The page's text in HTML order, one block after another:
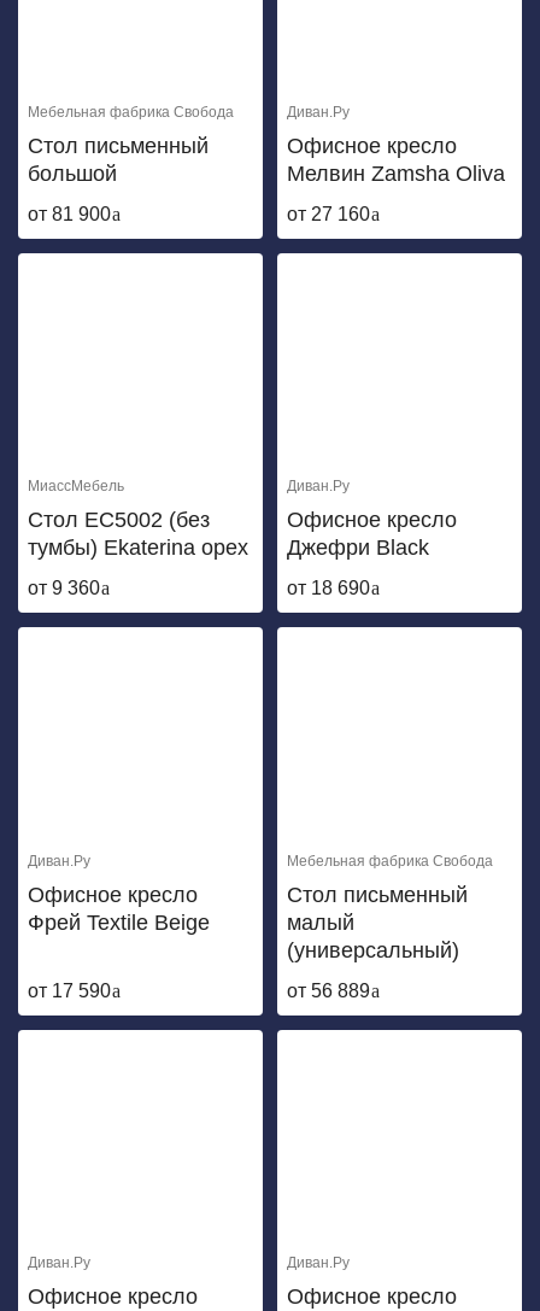
Мебельная фабрика Свобода
Стол письменный
большой
от 81 900
Диван.Ру
Офисное кресло
Мелвин Zamsha Oliva
от 27 160
МиассМебель
Стол ЕС5002 (без
тумбы) Ekaterina орех
от 9 360
Диван.Ру
Офисное кресло
Джефри Black
от 18 690
Диван.Ру
Офисное кресло
Фрей Textile Beige
от 17 590
Мебельная фабрика Свобода
Стол письменный
малый
(универсальный)
от 56 889
Диван.Ру
Офисное кресло
Диван.Ру
Офисное кресло